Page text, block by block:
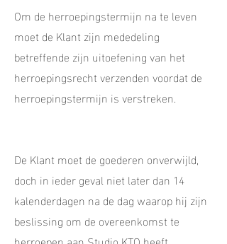
Om de herroepingstermijn na te leven
moet de Klant zijn mededeling
betreffende zijn uitoefening van het
herroepingsrecht verzenden voordat de
herroepingstermijn is verstreken.
De Klant moet de goederen onverwijld,
doch in ieder geval niet later dan 14
kalenderdagen na de dag waarop hij zijn
beslissing om de overeenkomst te